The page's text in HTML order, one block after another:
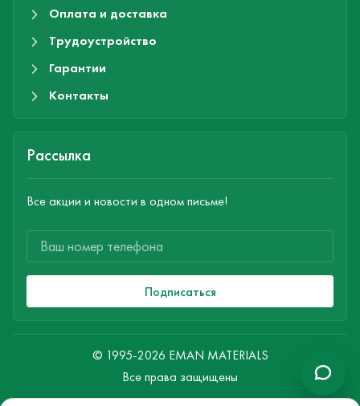
Оплата и доставка
Трудоустройство
Гарантии
Контакты
Рассылка
Все акции и новости в одном письме!
Подписаться
© 1995-2026 EMAN MATERIALS
Все права защищены